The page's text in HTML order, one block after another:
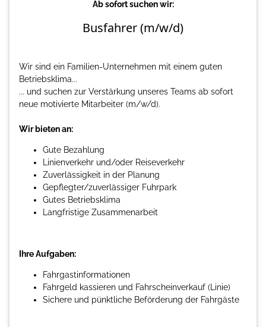
Ab sofort suchen wir:
Busfahrer (m/w/d)
Wir sind ein Familien-Unternehmen mit einem guten
Betriebsklima...
... und suchen zur Verstärkung unseres Teams ab sofort
neue motivierte Mitarbeiter (m/w/d).
Wir bieten an:
Gute Bezahlung
Linienverkehr und/oder Reiseverkehr
Zuverlässigkeit in der Planung
Gepflegter/zuverlässiger Fuhrpark
Gutes Betriebsklima
Langfristige Zusammenarbeit
Ihre Aufgaben:
Fahrgastinformationen
Fahrgeld kassieren und Fahrscheinverkauf (Linie)
Sichere und pünktliche Beförderung der Fahrgäste